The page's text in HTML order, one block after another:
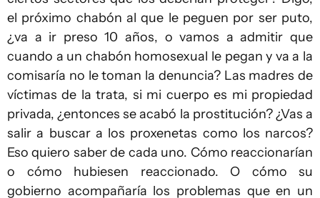
el próximo chabón al que le peguen por ser puto,
¿va a ir preso 10 años, o vamos a admitir que
cuando a un chabón homosexual le pegan y va a la
comisaría no le toman la denuncia? Las madres de
víctimas de la trata, si mi cuerpo es mi propiedad
privada, ¿entonces se acabó la prostitución? ¿Vas a
salir a buscar a los proxenetas como los narcos?
Eso quiero saber de cada uno. Cómo reaccionarían
o cómo hubiesen reaccionado. O cómo su
gobierno acompañaría los problemas que en un